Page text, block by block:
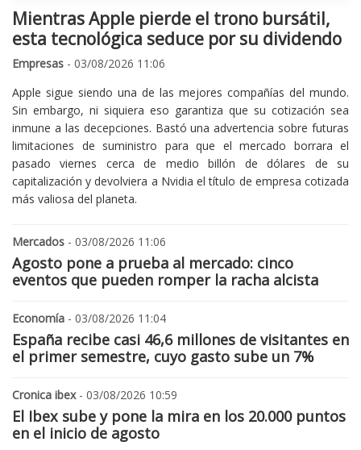
Mientras Apple pierde el trono bursátil,
esta tecnológica seduce por su dividendo
Empresas - 03/08/2026 11:06
Apple sigue siendo una de las mejores compañías del mundo.
Sin embargo, ni siquiera eso garantiza que su cotización sea
inmune a las decepciones. Bastó una advertencia sobre futuras
limitaciones de suministro para que el mercado borrara el
pasado viernes cerca de medio billón de dólares de su
capitalización y devolviera a Nvidia el título de empresa cotizada
más valiosa del planeta.
Mercados - 03/08/2026 11:06
Agosto pone a prueba al mercado: cinco
eventos que pueden romper la racha alcista
Economía - 03/08/2026 11:04
España recibe casi 46,6 millones de visitantes en
el primer semestre, cuyo gasto sube un 7%
Cronica ibex- 03/08/2026 10:59
El Ibex sube y pone la mira en los 20.000 puntos
en el inicio de agosto